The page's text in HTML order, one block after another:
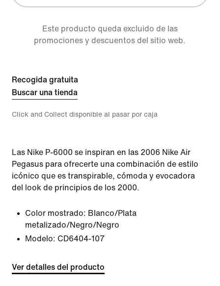
Este producto queda excluido de las
promociones y descuentos del sitio web.
Recogida gratuita
Buscar una tienda
Click and Collect disponible al pasar por caja
Las Nike P-6000 se inspiran en las 2006 Nike Air
Pegasus para ofrecerte una combinación de estilo
icónico que es transpirable, cómoda y evocadora
del look de principios de los 2000.
Color mostrado: Blanco/Plata
metalizado/Negro/Negro
Modelo: CD6404-107
Ver detalles del producto